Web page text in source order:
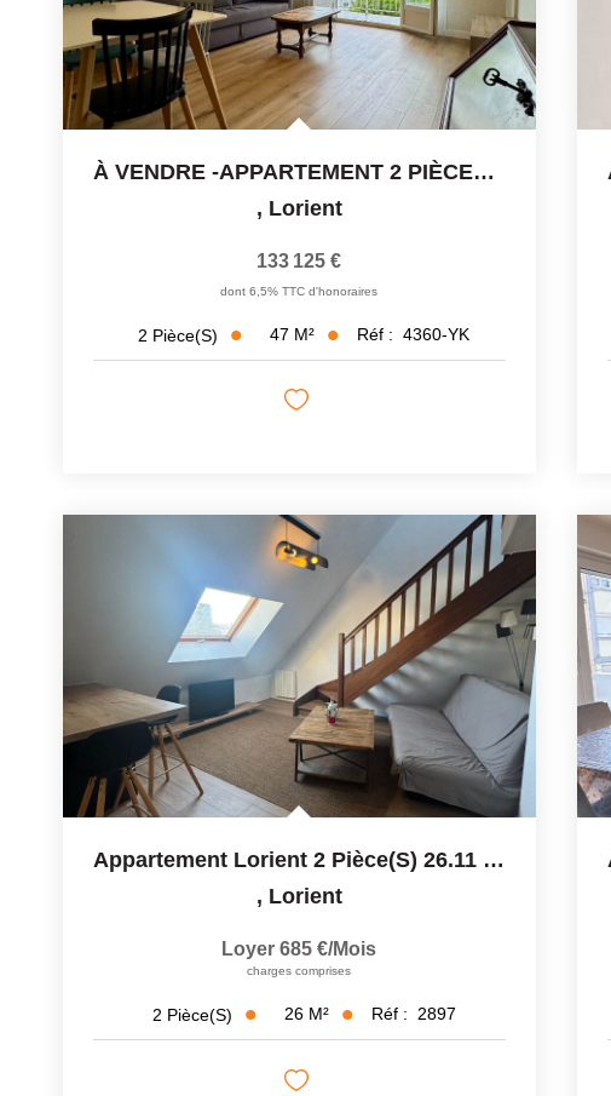
À VENDRE -APPARTEMENT 2 PIÈCES DE 47 M² -BALCON - VUE...
, Lorient
133 125 €
dont 6,5% TTC d'honoraires
2 Pièce(s) 47 M² Réf : 4360-YK
Appartement Lorient 2 Pièce(s) 26.11 M2
, Lorient
Loyer 685 €/mois
charges comprises
2 Pièce(s) 26 M² Réf : 2897